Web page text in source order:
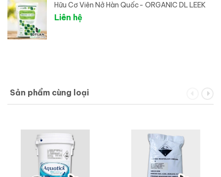
Hữu Cơ Viên Nở Hàn Quốc- ORGANIC DL LEEK
Liên hệ
Sản phẩm cùng loại